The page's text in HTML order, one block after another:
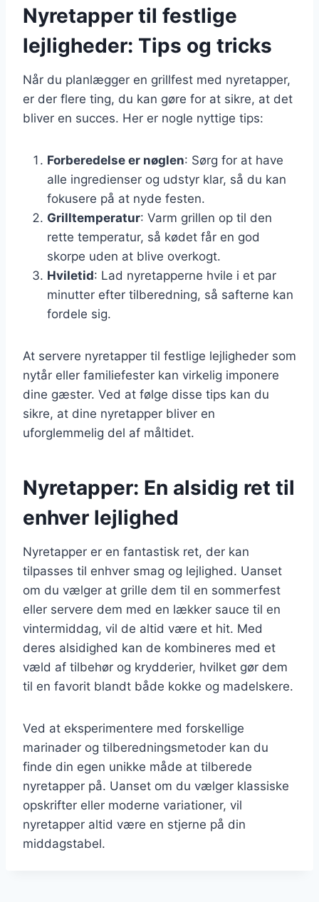
Nyretapper til festlige
lejligheder: Tips og tricks
Når du planlægger en grillfest med nyretapper,
er der flere ting, du kan gøre for at sikre, at det
bliver en succes. Her er nogle nyttige tips:
Forberedelse er nøglen: Sørg for at have
alle ingredienser og udstyr klar, så du kan
fokusere på at nyde festen.
Grilltemperatur: Varm grillen op til den
rette temperatur, så kødet får en god
skorpe uden at blive overkogt.
Hviletid: Lad nyretapperne hvile i et par
minutter efter tilberedning, så safterne kan
fordele sig.
At servere nyretapper til festlige lejligheder som
nytår eller familiefester kan virkelig imponere
dine gæster. Ved at følge disse tips kan du
sikre, at dine nyretapper bliver en
uforglemmelig del af måltidet.
Nyretapper: En alsidig ret til
enhver lejlighed
Nyretapper er en fantastisk ret, der kan
tilpasses til enhver smag og lejlighed. Uanset
om du vælger at grille dem til en sommerfest
eller servere dem med en lækker sauce til en
vintermiddag, vil de altid være et hit. Med
deres alsidighed kan de kombineres med et
væld af tilbehør og krydderier, hvilket gør dem
til en favorit blandt både kokke og madelskere.
Ved at eksperimentere med forskellige
marinader og tilberedningsmetoder kan du
finde din egen unikke måde at tilberede
nyretapper på. Uanset om du vælger klassiske
opskrifter eller moderne variationer, vil
nyretapper altid være en stjerne på din
middagstabel.